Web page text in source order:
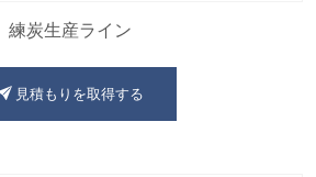
練炭生産ライン
見積もりを取得する